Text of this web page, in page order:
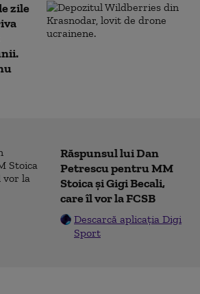
zile
Răspunsul lui Dan
Petrescu pentru MM
Stoica și Gigi Becali,
care îl vor la FCSB
Descarcă aplicația Digi
Sport